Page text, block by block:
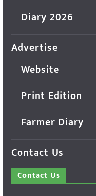
Diary 2026
Advertise
Website
Print Edition
Farmer Diary
Contact Us
Contact Us